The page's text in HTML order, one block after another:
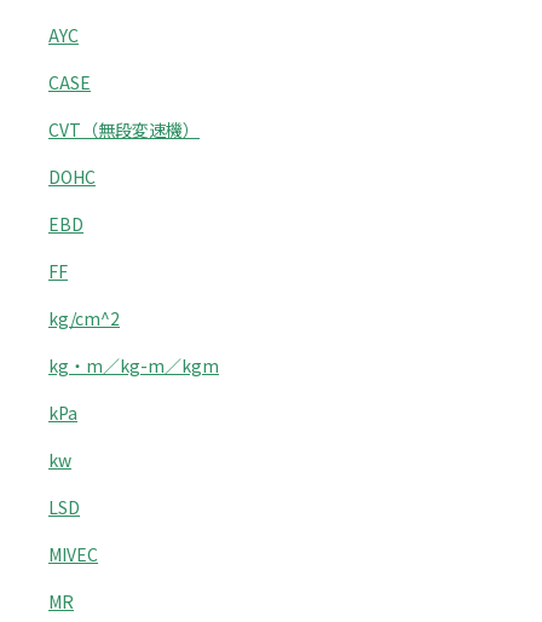
AYC
CASE
CVT（無段変速機）
DOHC
EBD
FF
kg/cm^2
kg・m／kg-m／kgm
kPa
kw
LSD
MIVEC
MR